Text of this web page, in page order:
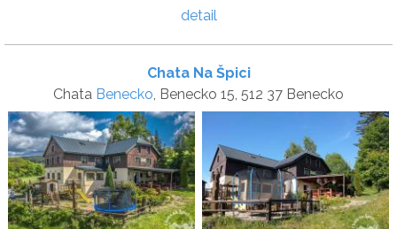
detail
Chata Na Špici
Chata Benecko, Benecko 15, 512 37 Benecko